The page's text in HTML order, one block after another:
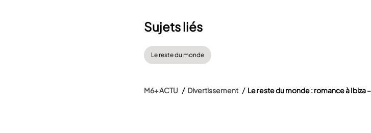
Sujets liés
Le reste du monde
M6+ ACTU Divertissement Le reste du monde : romance à Ibiza